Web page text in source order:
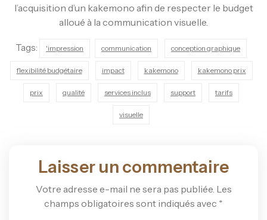
l’acquisition d’un kakemono afin de respecter le budget
alloué à la communication visuelle.
Tags: 'impression communication conception graphique
flexibilité budgétaire impact kakemono kakemono prix
prix qualité services inclus support tarifs
visuelle
Laisser un commentaire
Votre adresse e-mail ne sera pas publiée. Les
champs obligatoires sont indiqués avec *